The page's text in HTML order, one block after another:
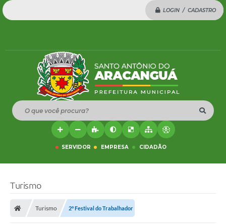
LOGIN / CADASTRO
O que você procura?
SERVIDOR EMPRESA CIDADÃO
Turismo
Turismo 2° Festival do Trabalhador